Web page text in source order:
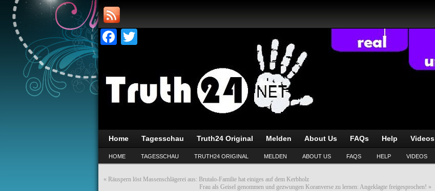
Facebook
Home Tagesschau Truth24 Original Melden About Us FAQs Help Videos
HOME TAGESSCHAU TRUTH24 ORIGINAL MELDEN ABOUT US FAQS HELP VIDEOS
« Räuspern löst Massenschlägerei aus: Brutalo-Familie hat einiges auf dem Kerbholz
Frau als Geisel genommen und gezwungen Koranverse zu lernen: Angeklagte freigesprochen! »